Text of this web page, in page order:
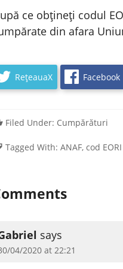
ce obțineți codul
din afara
RețeauaX Facebook
Filed Under: Cumpărături
Tagged With: ANAF, cod EORI
says
04/2020 at 22:21